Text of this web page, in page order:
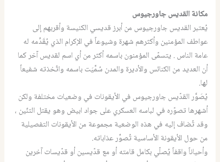
مكانة القديس جاورجيوس
يُعتبر القديس جاورجيوس من أبرز قديسي الكنيسة وأقربهم إلى
عواطف المؤمنين وأكثرهم شهرة وشيوعاً في الإكرام الذي يُقَدِّمه له
عامة الناس . يتسمّى المؤمنون باسمه أكثر من أي اسم لقديس آخر كما
أن العديد من الكنائس والأديرة والمدن سُمِّيَت باسمه واتّخذته شفيعاً
لها.
يُصَوَّر القدّيس جاورجيوس في الأيقونات في وضعيات مختلفة ولكن
أشهرها تصوّره في لباسه العسكري على جواد ابيض وهو يقتل التنّين ،
وقد تُضاف إليه في هذه الوضعية مجموعة من الأيقونات التفصيلية
من حول الأيقونة الأساسية تُصوِّر عذاباته.
وأحياناً واقفاً يُصلّي بكامل قامته أو مع قدّيسين أو قدّيسات آخرين